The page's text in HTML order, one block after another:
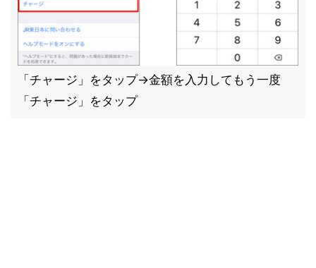
「チャージ」をタップ→金額を入力してもう一度
「チャージ」をタップ